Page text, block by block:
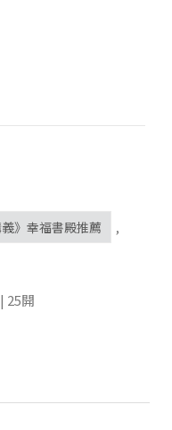
義》幸福書殿推薦
,
25開